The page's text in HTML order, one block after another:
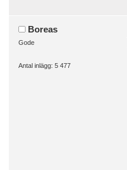
Boreas
Gode
Antal inlägg: 5 477